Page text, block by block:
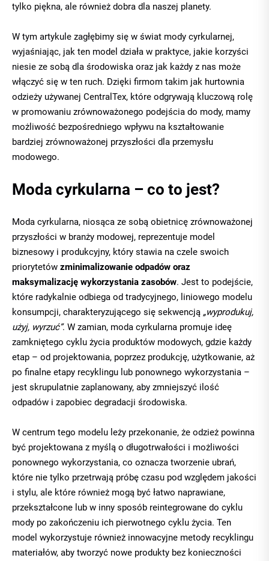
tylko piękna, ale również dobra dla naszej planety.
W tym artykule zagłębimy się w świat mody cyrkularnej,
wyjaśniając, jak ten model działa w praktyce, jakie korzyści
niesie ze sobą dla środowiska oraz jak każdy z nas może
włączyć się w ten ruch. Dzięki firmom takim jak hurtownia
odzieży używanej CentralTex, które odgrywają kluczową rolę
w promowaniu zrównoważonego podejścia do mody, mamy
możliwość bezpośredniego wpływu na kształtowanie
bardziej zrównoważonej przyszłości dla przemysłu
modowego.
Moda cyrkularna – co to jest?
Moda cyrkularna, niosąca ze sobą obietnicę zrównoważonej
przyszłości w branży modowej, reprezentuje model
biznesowy i produkcyjny, który stawia na czele swoich
priorytetów zminimalizowanie odpadów oraz
maksymalizację wykorzystania zasobów. Jest to podejście,
które radykalnie odbiega od tradycyjnego, liniowego modelu
konsumpcji, charakteryzującego się sekwencją „wyprodukuj,
użyj, wyrzuć”. W zamian, moda cyrkularna promuje ideę
zamkniętego cyklu życia produktów modowych, gdzie każdy
etap – od projektowania, poprzez produkcję, użytkowanie, aż
po finalne etapy recyklingu lub ponownego wykorzystania –
jest skrupulatnie zaplanowany, aby zmniejszyć ilość
odpadów i zapobiec degradacji środowiska.
W centrum tego modelu leży przekonanie, że odzież powinna
być projektowana z myślą o długotrwałości i możliwości
ponownego wykorzystania, co oznacza tworzenie ubrań,
które nie tylko przetrwają próbę czasu pod względem jakości
i stylu, ale które również mogą być łatwo naprawiane,
przekształcone lub w inny sposób reintegrowane do cyklu
mody po zakończeniu ich pierwotnego cyklu życia. Ten
model wykorzystuje również innowacyjne metody recyklingu
materiałów, aby tworzyć nowe produkty bez konieczności